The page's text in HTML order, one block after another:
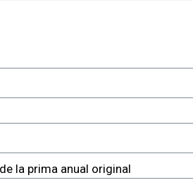
la prima anual original